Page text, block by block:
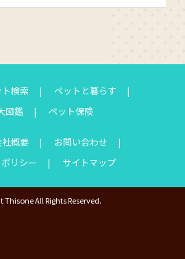
検索
ペットと暮らす
図鑑
ペット保険
概要
お問い合わせ
リシー
サイトマップ
All Rights Reserved.